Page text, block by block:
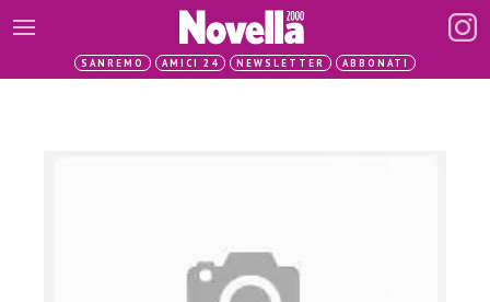
SANREMO AMICI 24 NEWSLETTER ABBONATI